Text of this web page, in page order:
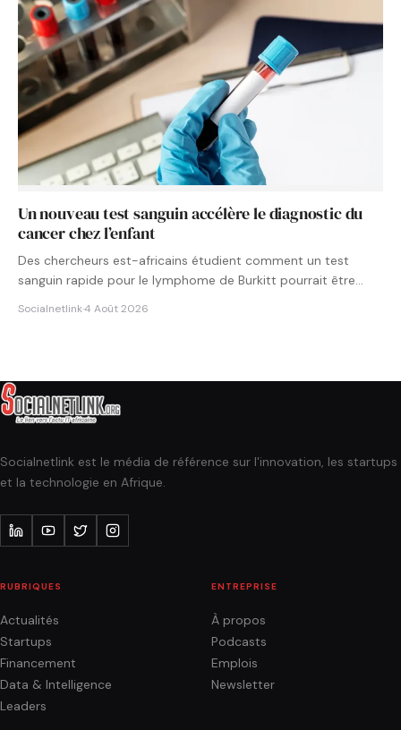
Un nouveau test sanguin accélère le diagnostic du
cancer chez l’enfant
Des chercheurs est-africains étudient comment un test
sanguin rapide pour le lymphome de Burkitt pourrait être
Socialnetlink·4 Août 2026
Socialnetlink est le média de référence sur l'innovation, les startups
et la technologie en Afrique.
RUBRIQUES
Actualités
Startups
Financement
Data & Intelligence
Leaders
ENTREPRISE
À propos
Podcasts
Emplois
Newsletter